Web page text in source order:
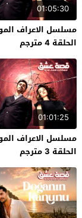
01:05:30
مسلسل الاعراف
الحلقة 4 مترجم
01:01:25
مسلسل الاعراف
الحلقة 3 مترجم